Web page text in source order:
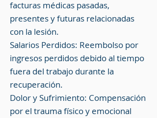
facturas médicas pasadas,
presentes y futuras relacionadas
con la lesión.
Salarios Perdidos: Reembolso por
ingresos perdidos debido al tiempo
fuera del trabajo durante la
recuperación.
Dolor y Sufrimiento: Compensación
por el trauma físico y emocional